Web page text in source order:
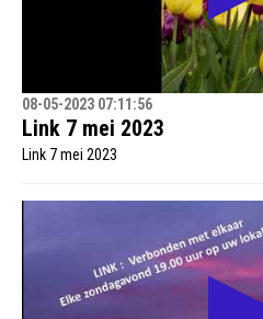
08-05-2023 07:11:56
Link 7 mei 2023
Link 7 mei 2023